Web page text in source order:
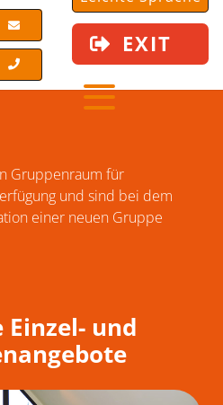
EXIT
Gruppenraum für
und sind bei dem
einer neuen Gruppe
und